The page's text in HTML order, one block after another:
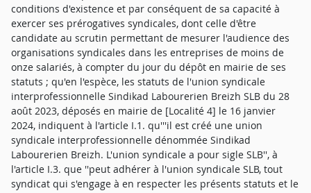
conditions d'existence et par conséquent de sa capacité à
exercer ses prérogatives syndicales, dont celle d'être
candidate au scrutin permettant de mesurer l'audience des
organisations syndicales dans les entreprises de moins de
onze salariés, à compter du jour du dépôt en mairie de ses
statuts ; qu'en l'espèce, les statuts de l'union syndicale
interprofessionnelle Sindikad Labourerien Breizh SLB du 28
août 2023, déposés en mairie de [Localité 4] le 16 janvier
2024, indiquent à l'article I.1. qu'''il est créé une union
syndicale interprofessionnelle dénommée Sindikad
Labourerien Breizh. L'union syndicale a pour sigle SLB'', à
l'article I.3. que ''peut adhérer à l'union syndicale SLB, tout
syndicat qui s'engage à en respecter les présents statuts et le